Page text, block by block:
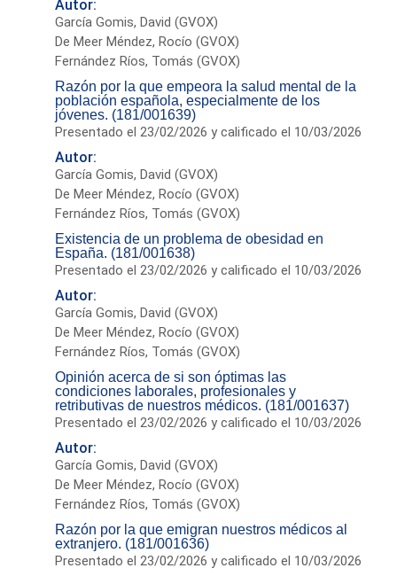
Autor:
García Gomis, David (GVOX)
De Meer Méndez, Rocío (GVOX)
Fernández Ríos, Tomás (GVOX)
Razón por la que empeora la salud mental de la
población española, especialmente de los
jóvenes. (181/001639)
Presentado el 23/02/2026 y calificado el 10/03/2026
Autor:
García Gomis, David (GVOX)
De Meer Méndez, Rocío (GVOX)
Fernández Ríos, Tomás (GVOX)
Existencia de un problema de obesidad en
España. (181/001638)
Presentado el 23/02/2026 y calificado el 10/03/2026
Autor:
García Gomis, David (GVOX)
De Meer Méndez, Rocío (GVOX)
Fernández Ríos, Tomás (GVOX)
Opinión acerca de si son óptimas las
condiciones laborales, profesionales y
retributivas de nuestros médicos. (181/001637)
Presentado el 23/02/2026 y calificado el 10/03/2026
Autor:
García Gomis, David (GVOX)
De Meer Méndez, Rocío (GVOX)
Fernández Ríos, Tomás (GVOX)
Razón por la que emigran nuestros médicos al
extranjero. (181/001636)
Presentado el 23/02/2026 y calificado el 10/03/2026